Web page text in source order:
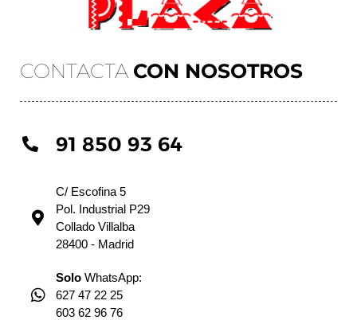
CONTACTA CON NOSOTROS
91 850 93 64
C/ Escofina 5
Pol. Industrial P29
Collado Villalba
28400 - Madrid
Solo WhatsApp:
627 47 22 25
603 62 96 76